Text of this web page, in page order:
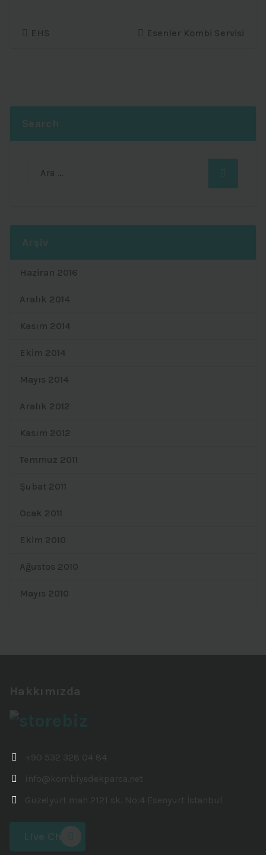
EHS Esenler Kombi Servisi
Search
Arşiv
Haziran 2016
Aralık 2014
Kasım 2014
Ekim 2014
Mayıs 2014
Aralık 2012
Kasım 2012
Temmuz 2011
Şubat 2011
Ocak 2011
Ekim 2010
Ağustos 2010
Mayıs 2010
Hakkımızda
+90 532 328 04 84
info@kombiyedekparca.net
Güzelyurt mah 2121 sk. No:4 Esenyurt İstanbul
Live Chat